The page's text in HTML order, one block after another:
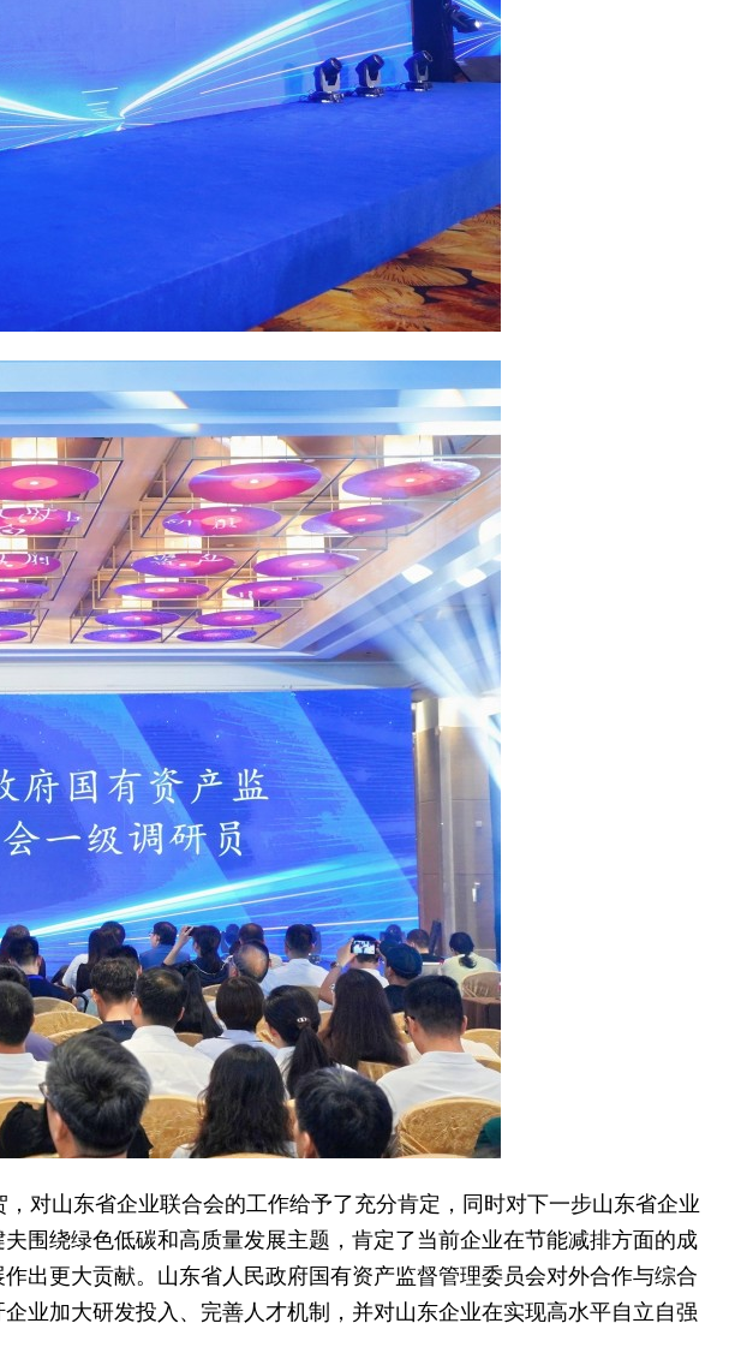
对山东省企业联合会的工作给予了充分肯定，同时对下一步山东省企业
围绕绿色低碳和高质量发展主题，肯定了当前企业在节能减排方面的成
出更大贡献。山东省人民政府国有资产监督管理委员会对外合作与综合
业加大研发投入、完善人才机制，并对山东企业在实现高水平自立自强